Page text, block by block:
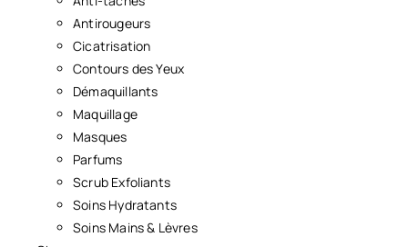
Antirougeurs
Cicatrisation
Contours des Yeux
Démaquillants
Maquillage
Masques
Parfums
Scrub Exfoliants
Soins Hydratants
Soins Mains & Lèvres